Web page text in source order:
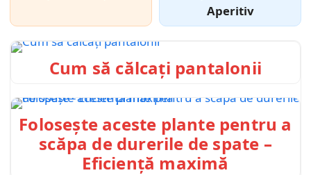
Aperitiv
Cum să călcați pantalonii
Folosește aceste plante pentru a
scăpa de durerile de spate –
Eficiență maximă